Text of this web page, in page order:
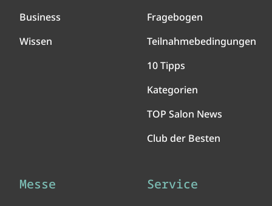
Business
Wissen
Fragebogen
Teilnahmebedingungen
10 Tipps
Kategorien
TOP Salon News
Club der Besten
Messe Service